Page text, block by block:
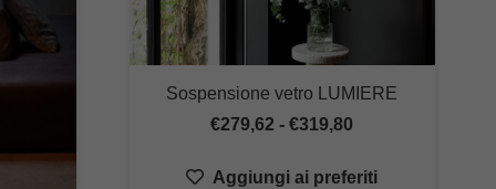
Sospensione vetro LUMIERE
€279,62 - €319,80
prezzo:
Aggiungi ai preferiti